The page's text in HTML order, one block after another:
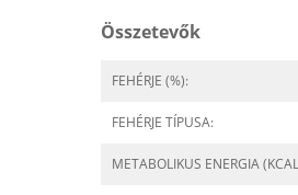
Összetevők
FEHÉRJE (%):
FEHÉRJE TÍPUSA:
METABOLIKUS ENERGIA